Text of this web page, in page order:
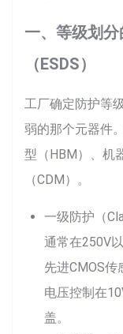
一、等级划
（ESDS）
工厂确定防护等
弱的那个元器件
型（HBM）、机
（CDM）。
一级防护（
通常在250V
先进CMOS
电压控制在
盖。